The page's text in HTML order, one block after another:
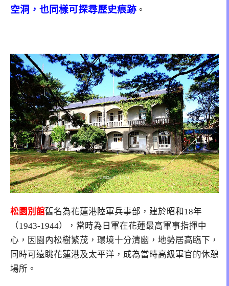
空洞，也同樣可探尋歷史痕跡 。
松園別館舊名為花蓮港陸軍兵事部，建於昭和18年
（1943-1944），當時為日軍在花蓮最高軍事指揮中
心，因園內松樹繁茂，環境十分清幽，地勢居高臨下，
同時可遠眺花蓮港及太平洋，成為當時高級軍官的休憩
場所。